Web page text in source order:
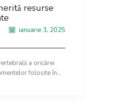
resurse
ianuarie 3, 2025
a oricărei
folosite în...